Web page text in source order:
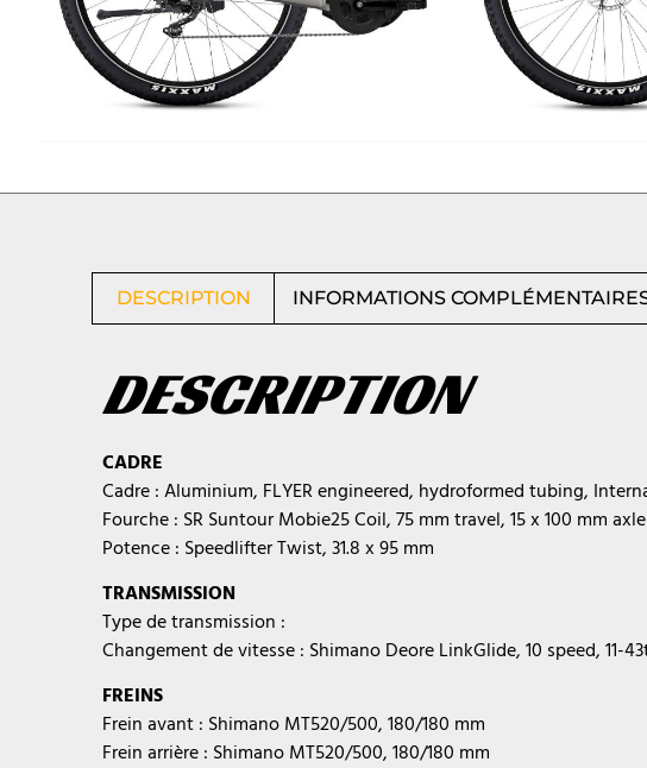
DESCRIPTION INFORMATIONS
DESCRIPTION
CADRE
Cadre : Aluminium, FLYER engineered, hydroformed tubing,
Fourche : SR Suntour Mobie25 Coil, 75 mm travel, 15 x 100 mm axle
Potence : Speedlifter Twist, 31.8 x 95 mm
TRANSMISSION
Type de transmission :
Changement de vitesse : Shimano Deore LinkGlide, 10 speed, 11-
FREINS
Frein avant : Shimano MT520/500, 180/180 mm
Frein arrière : Shimano MT520/500, 180/180 mm